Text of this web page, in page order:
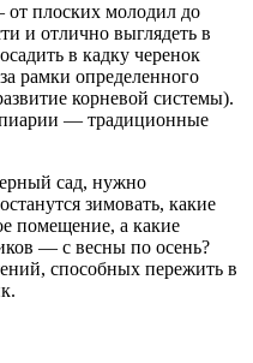
плоских молодил до
и отлично выглядеть в
в кадку черенок
рамки определенного
корневой системы).
— традиционные
сад, нужно
зимовать, какие
помещение, а какие
— с весны по осень?
способных пережить в